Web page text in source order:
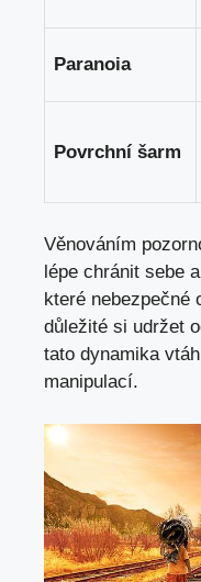
Paranoia
Povrchní šarm
Věnováním
lépe chránit sebe
které nebezpečné
důležité si udržet
tato dynamika
manipulací.